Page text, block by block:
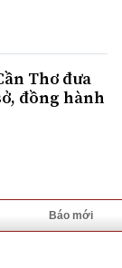
Thơ đưa
đồng hành
Báo mới